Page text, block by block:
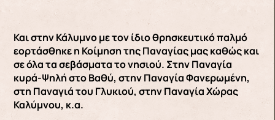
Και στην Κάλυμνο με τον ίδιο θρησκευτικό παλμό
εορτάσθηκε η Κοίμηση της Παναγίας μας καθώς και
σε όλα τα σεβάσματα το νησιού. Στην Παναγία
κυρά-Ψηλή στο Βαθύ, στην Παναγία Φανερωμένη,
στη Παναγιά του Γλυκιού, στην Παναγία Χώρας
Καλύμνου, κ.α.